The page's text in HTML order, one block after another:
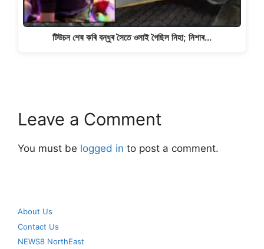
টিউচন শেষ কৰি বন্ধুৰ সৈতে ওলাই গৈছিল নিহা; নিশাৰ…
Leave a Comment
You must be logged in to post a comment.
About Us
Contact Us
NEWS8 NorthEast